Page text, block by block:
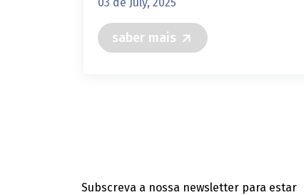
saber mais
Subscreva a nossa newsletter para estar